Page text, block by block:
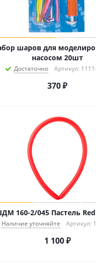
шаров для
насосом 20шт
Достаточно Артикул:
370₽
160-2/045 Пастель
Наличие уточняйте Артикул:
1 100₽